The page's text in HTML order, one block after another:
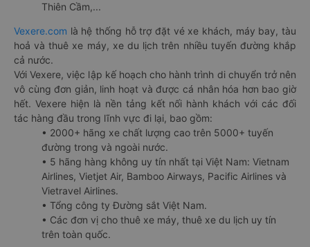
Thiên Cầm,...
Vexere.com là hệ thống hỗ trợ đặt vé xe khách, máy bay, tàu
hoả và thuê xe máy, xe du lịch trên nhiều tuyến đường khắp
cả nước.
Với Vexere, việc lập kế hoạch cho hành trình di chuyển trở nên
vô cùng đơn giản, linh hoạt và được cá nhân hóa hơn bao giờ
hết. Vexere hiện là nền tảng kết nối hành khách với các đối
tác hàng đầu trong lĩnh vực đi lại, bao gồm:
• 2000+ hãng xe chất lượng cao trên 5000+ tuyến
đường trong và ngoài nước.
• 5 hãng hàng không uy tín nhất tại Việt Nam: Vietnam
Airlines, Vietjet Air, Bamboo Airways, Pacific Airlines và
Vietravel Airlines.
• Tổng công ty Đường sắt Việt Nam.
• Các đơn vị cho thuê xe máy, thuê xe du lịch uy tín
trên toàn quốc.